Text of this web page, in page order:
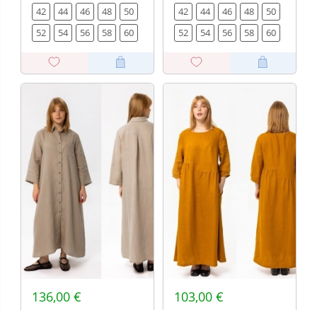
42
44 46 48
50
52
54 56 58 60
42
44 46 48
50
52
54 56 58 60
136,00 € 103,00 €